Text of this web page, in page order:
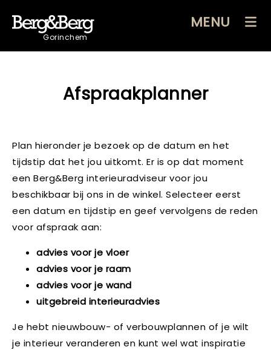
Gorinchem
MENU
Afspraakplanner
Plan hieronder je bezoek op de datum en het
tijdstip dat het jou uitkomt. Er is op dat moment
een Berg&Berg interieuradviseur voor jou
beschikbaar bij ons in de winkel. Selecteer eerst
een datum en tijdstip en geef vervolgens de reden
voor afspraak aan:
advies voor je vloer
advies voor je raam
advies voor je wand
uitgebreid interieuradvies
Je hebt nieuwbouw- of verbouwplannen of je wilt
je interieur veranderen en kunt wel wat inspiratie